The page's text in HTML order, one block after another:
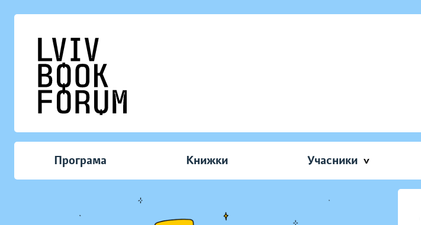
Програма Книжки Учасники